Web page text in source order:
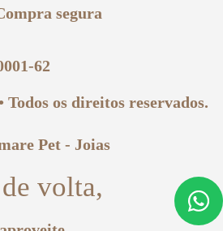
62
Todos os direitos reservados.
volta,